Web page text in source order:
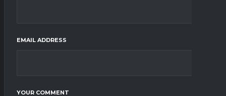
EMAIL ADDRESS
YOUR COMMENT